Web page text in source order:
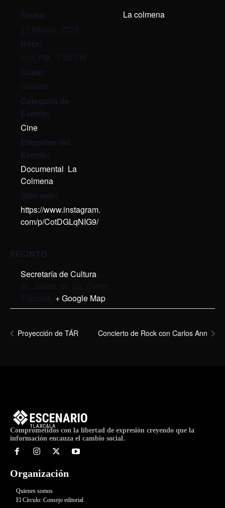
Fecha:
17 febrero, 2023
Hora:
5:00 PM - 7:00 PM
Coste:
Gratuito
Categoría de
Evento:
Cine
Etiquetas del
Evento:
Documental, La
Colmena
Sitio web:
https://www.instagram.
com/p/CotDGLqNIG9/
RECINTO
Secretaría de Cultura
Av. Juárez no. 62, Centro
Tlaxcala, + Google Map
La colmena
Proyección de TÁR Concierto de Rock con Carlos Ann
Comprometidos con la libertad de expresión creyendo que la
información encauza el cambio social.
Organización
Quienes somos
El Círculo: Consejo editorial